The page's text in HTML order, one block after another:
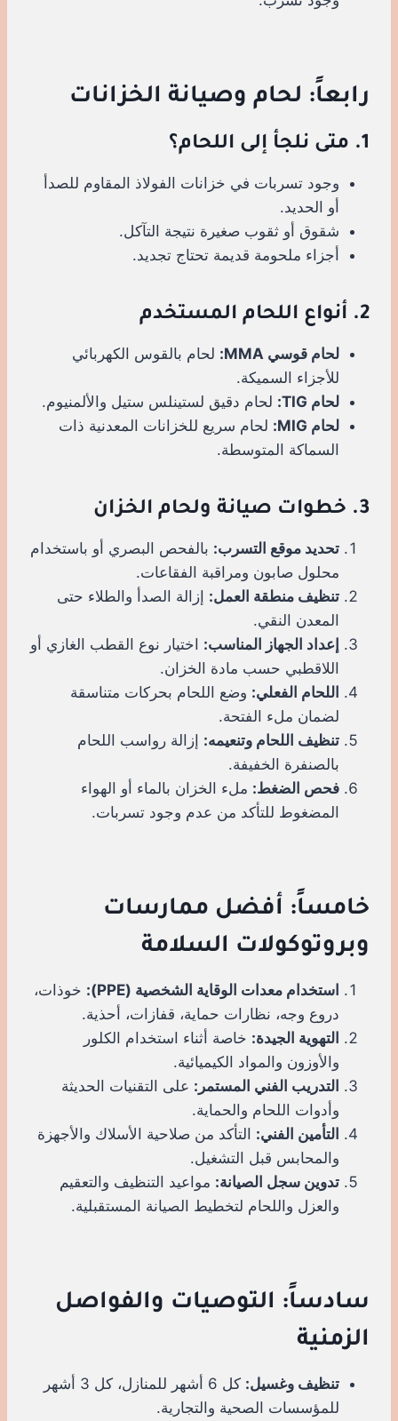
رابعاً: لحام وصيانة الخزانات
1. متى نلجأ إلى اللحام؟
وجود تسربات في خزانات الفولاذ المقاوم للصدأ
أو الحديد.
شقوق أو ثقوب صغيرة نتيجة التآكل.
أجزاء ملحومة قديمة تحتاج تجديد.
2. أنواع اللحام المستخدم
لحام قوسي MMA:
لحام بالقوس الكهربائي
للأجزاء السميكة.
لحام TIG:
لحام دقيق لستينلس ستيل والألمنيوم.
لحام MIG:
لحام سريع للخزانات المعدنية ذات
السماكة المتوسطة.
3. خطوات صيانة ولحام الخزان
تحديد موقع التسرب: بالفحص البصري أو باستخدام
محلول صابون ومراقبة الفقاعات.
تنظيف منطقة العمل: إزالة الصدأ والطلاء حتى
المعدن النقي.
إعداد الجهاز المناسب: اختيار نوع القطب الغازي أو
اللاقطبي حسب مادة الخزان.
اللحام الفعلي: وضع اللحام بحركات متناسقة
لضمان ملء الفتحة.
تنظيف اللحام وتنعيمه: إزالة رواسب اللحام
بالصنفرة الخفيفة.
فحص الضغط: ملء الخزان بالماء أو الهواء
المضغوط للتأكد من عدم وجود تسربات.
خامساً: أفضل ممارسات
وبروتوكولات السلامة
استخدام معدات الوقاية الشخصية (PPE):
خوذات،
دروع وجه، نظارات حماية، قفازات، أحذية.
التهوية الجيدة: خاصة أثناء استخدام الكلور
والأوزون والمواد الكيميائية.
التدريب الفني المستمر: على التقنيات الحديثة
وأدوات اللحام والحماية.
التأمين الفني: التأكد من صلاحية الأسلاك والأجهزة
والمحابس قبل التشغيل.
تدوين سجل الصيانة: مواعيد التنظيف والتعقيم
والعزل واللحام لتخطيط الصيانة المستقبلية.
سادساً: التوصيات والفواصل
الزمنية
تنظيف وغسيل:
كل 6 أشهر للمنازل، كل 3 أشهر
للمؤسسات الصحية والتجارية.